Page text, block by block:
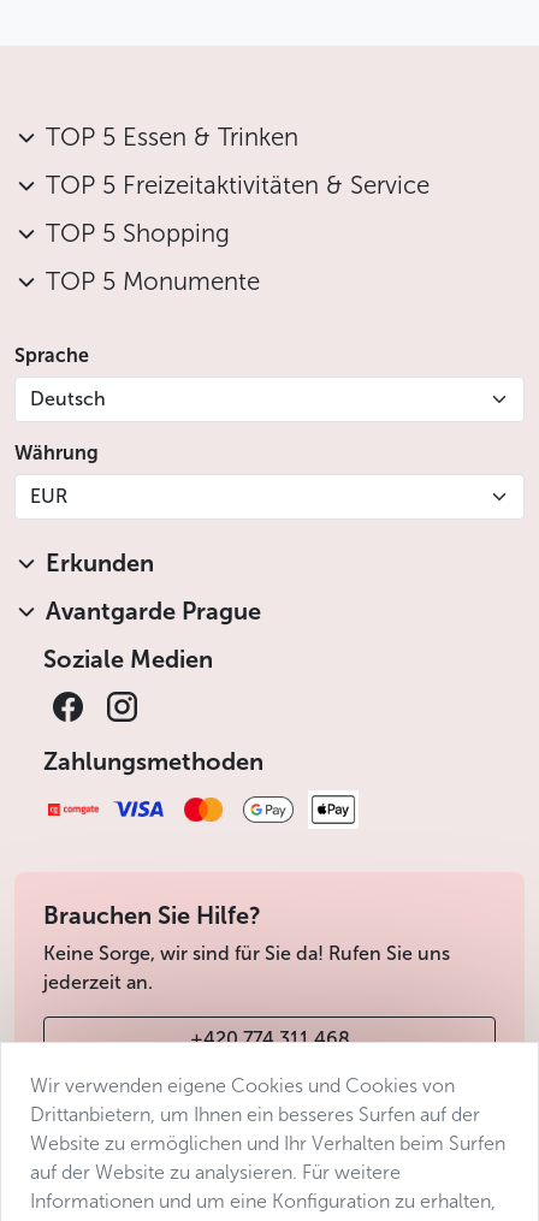
TOP 5 Essen & Trinken
TOP 5 Freizeitaktivitäten & Service
TOP 5 Shopping
TOP 5 Monumente
Sprache
Deutsch
Währung
EUR
Erkunden
Avantgarde Prague
Soziale Medien
Zahlungsmethoden
Brauchen Sie Hilfe?
Keine Sorge, wir sind für Sie da! Rufen Sie uns
jederzeit an.
+420 774 311 468
info@avantgarde-prague.cz
Geschäftsbedingungen
Wir verwenden eigene Cookies und Cookies von
Drittanbietern, um Ihnen ein besseres Surfen auf der
Website zu ermöglichen und Ihr Verhalten beim Surfen
auf der Website zu analysieren. Für weitere
Informationen und um eine Konfiguration zu erhalten,